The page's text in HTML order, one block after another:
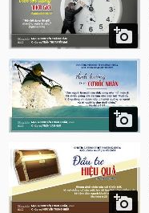


